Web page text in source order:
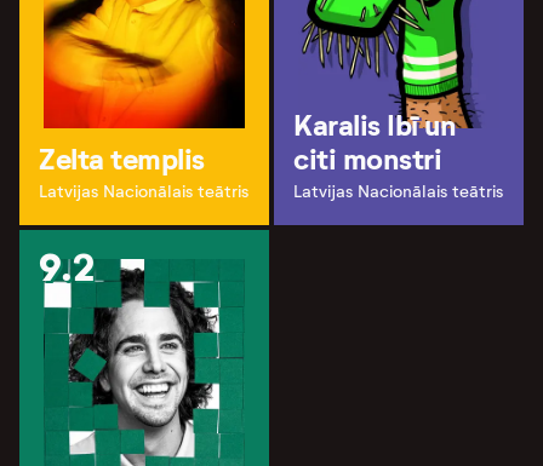
Zelta templis
Latvijas Nacionālais teātris
Karalis Ibī un
citi monstri
Latvijas Nacionālais teātris
9.2